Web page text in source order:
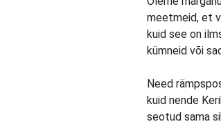
meetmeid, et
kuid see on
kümneid või
Need
kuid nende
seotud sama